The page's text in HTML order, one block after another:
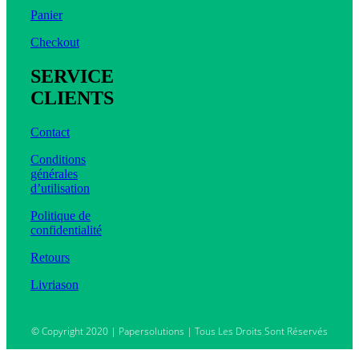
Panier
Checkout
SERVICE
CLIENTS
Contact
Conditions
générales
d’utilisation
Politique de
confidentialité
Retours
Livriason
© Copyright 2020 | Papersolutions | Tous Les Droits Sont Réservés